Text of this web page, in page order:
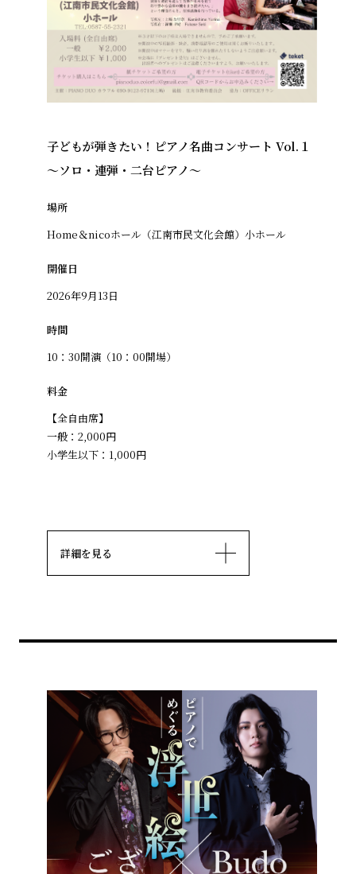
子どもが弾きたい！ピアノ名曲コンサート Vol.１
～ソロ・連弾・二台ピアノ～
場所
Home＆nicoホール（江南市民文化会館）小ホール
開催日
2026年9月13日
時間
10：30開演（10：00開場）
料金
【全自由席】
一般：2,000円
小学生以下：1,000円
詳細を見る